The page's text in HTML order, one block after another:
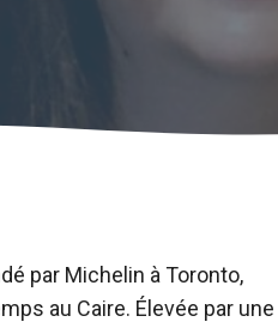
par Michelin à Toronto,
au Caire. Élevée par une